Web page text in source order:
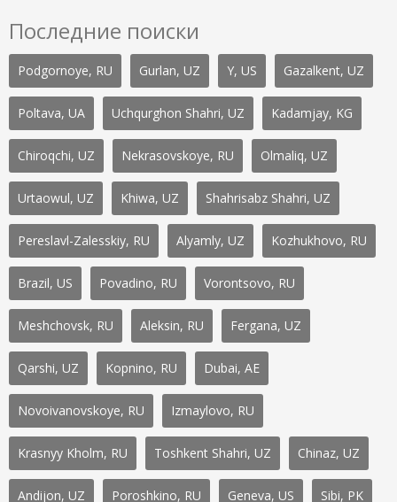
Последние поиски
Podgornoye, RU Gurlan, UZ Y, US Gazalkent, UZ
Poltava, UA Uchqurghon Shahri, UZ Kadamjay, KG
Chiroqchi, UZ Nekrasovskoye, RU Olmaliq, UZ
Urtaowul, UZ Khiwa, UZ Shahrisabz Shahri, UZ
Pereslavl-Zalesskiy, RU Alyamly, UZ Kozhukhovo, RU
Brazil, US Povadino, RU Vorontsovo, RU
Meshchovsk, RU Aleksin, RU Fergana, UZ
Qarshi, UZ Kopnino, RU Dubai, AE
Novoivanovskoye, RU Izmaylovo, RU
Krasnyy Kholm, RU Toshkent Shahri, UZ Chinaz, UZ
Andijon, UZ Poroshkino, RU Geneva, US Sibi, PK